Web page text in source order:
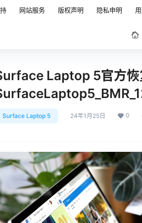
网站服务 版权声明 隐私申明
Laptop 5官方
Surface Laptop 5 24年1月25日 0